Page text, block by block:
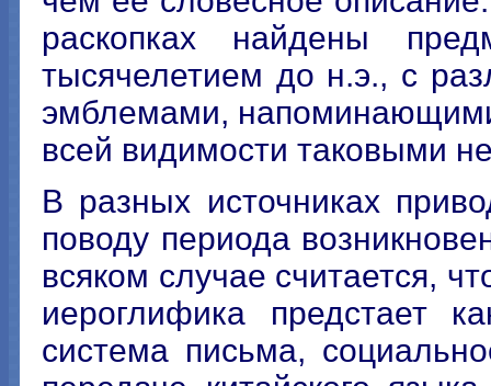
раскопках найдены
тысячелетием до н.э., с
эмблемами,
всей видимости таковыми
В разных источниках
поводу периода
всяком случае считается,
иероглифика предстает
система письма,